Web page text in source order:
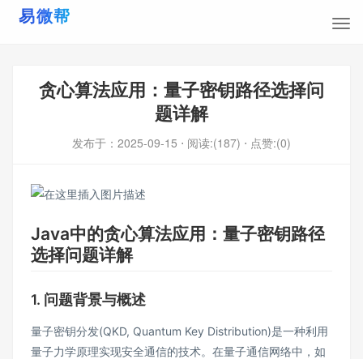
贪心算法应用：量子密钥路径选择问
题详解
发布于： 2025-09-15 ⋅ 阅读:(187) ⋅ 点赞:(0)
Java中的贪心算法应用：量子密钥路径
选择问题详解
1. 问题背景与概述
量子密钥分发(QKD, Quantum Key Distribution)是一种利用
量子力学原理实现安全通信的技术。在量子通信网络中，如